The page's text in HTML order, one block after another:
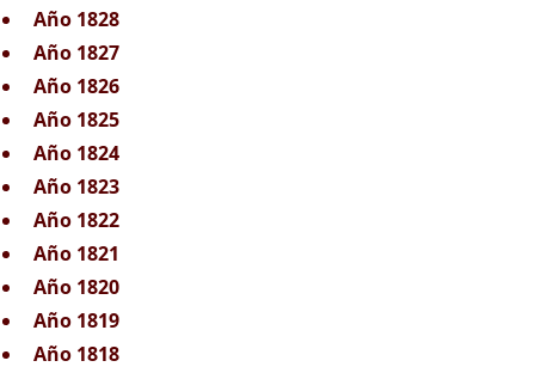
Año 1828
Año 1827
Año 1826
Año 1825
Año 1824
Año 1823
Año 1822
Año 1821
Año 1820
Año 1819
Año 1818